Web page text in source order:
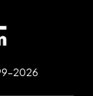
2026